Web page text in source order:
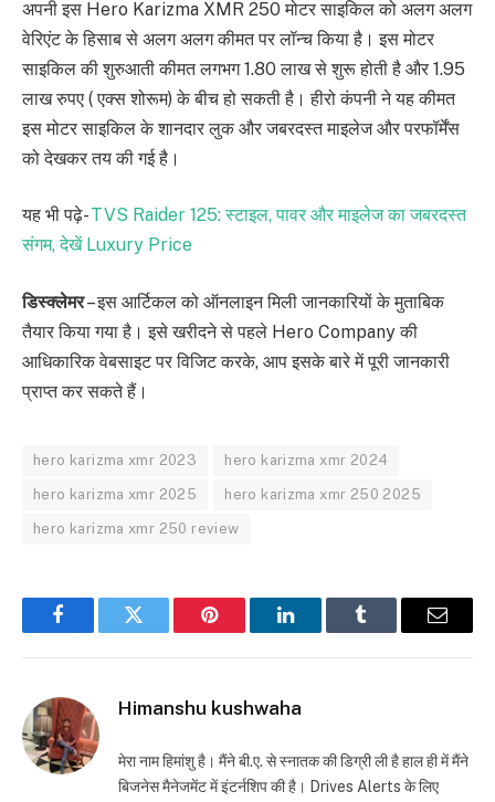
अपनी इस Hero Karizma XMR 250 मोटर साइकिल को अलग अलग
वेरिएंट के हिसाब से अलग अलग कीमत पर लॉन्च किया है। इस मोटर
साइकिल की शुरुआती कीमत लगभग 1.80 लाख से शुरू होती है और 1.95
लाख रुपए ( एक्स शोरूम) के बीच हो सकती है। हीरो कंपनी ने यह कीमत
इस मोटर साइकिल के शानदार लुक और जबरदस्त माइलेज और परफॉर्मेंस
को देखकर तय की गई है।
यह भी पढ़े-TVS Raider 125: स्टाइल, पावर और माइलेज का जबरदस्त
संगम, देखें Luxury Price
डिस्क्लेमर– इस आर्टिकल को ऑनलाइन मिली जानकारियों के मुताबिक
तैयार किया गया है। इसे खरीदने से पहले Hero Company की
आधिकारिक वेबसाइट पर विजिट करके, आप इसके बारे में पूरी जानकारी
प्राप्त कर सकते हैं।
hero karizma xmr 2023 hero karizma xmr 2024
hero karizma xmr 2025 hero karizma xmr 250 2025
hero karizma xmr 250 review
FacebookTwitter Pinterest LinkedInTumblr Email
Himanshu kushwaha
मेरा नाम हिमांशु है। मैंने बी.ए. से स्नातक की डिग्री ली है हाल ही में मैंने
बिजनेस मैनेजमेंट में इंटर्नशिप की है। Drives Alerts के लिए